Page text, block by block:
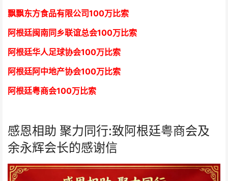
飘飘东方食品有限公司100万比索
阿根廷闽南同乡联谊总会100万比索
阿根廷华人足球协会100万比索
阿根廷阿中地产协会100万比索
阿根廷粤商会100万比索
感恩相助 聚力同行:致阿根廷粤商会及
余永辉会长的感谢信